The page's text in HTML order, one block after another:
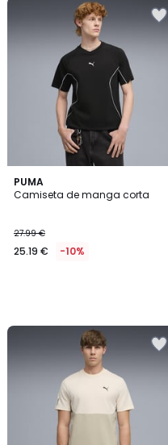
PUMA
Camiseta de manga corta
27.99 €
25.19 € -10%